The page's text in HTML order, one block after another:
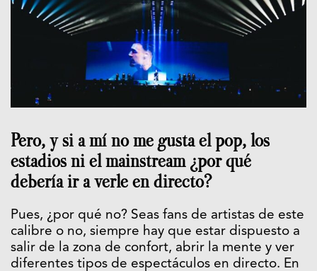
Pero, y si a mí no me gusta el pop, los
estadios ni el mainstream ¿por qué
debería ir a verle en directo?
Pues, ¿por qué no? Seas fans de artistas de este
calibre o no, siempre hay que estar dispuesto a